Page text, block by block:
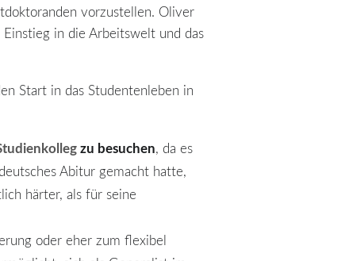
vorzustellen. Oliver
Einstieg in die Arbeitswelt und das
Start in das Studentenleben in
zu besuchen, da es
Abitur gemacht hatte,
härter, als für seine
oder eher zum flexibel